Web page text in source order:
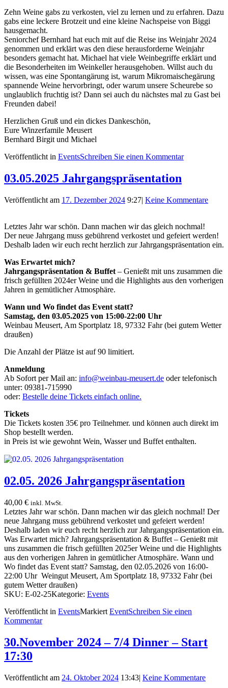
Zehn Weine gabs zu verkosten, viel zu lernen und zu erfahren. Dazu
gabs eine leckere Brotzeit und eine kleine Nachspeise von Biggi
hausgemacht.
Seniorchef Bernhard hat euch mit auf die Reise ins Weinjahr 2024
genommen und erklärt was den diese herausforderne Weinjahr
besonders gemacht hat. Michael hat viele Weinbegriffe erklärt und
die Besonderheiten im Weinkeller herausgehoben. Willst auch du
wissen, was eine Spontangärung ist, warum Mikromaischegärung
spannende Weine hervorbringt, oder warum unsere Scheurebe so
unglaublich fruchtig ist? Dann sei auch du nächstes mal zu Gast bei
Freunden dabei!
Herzlichen Gruß und ein dickes Dankeschön,
Eure Winzerfamile Meusert
Bernhard Birgit und Michael
Veröffentlicht in EventsSchreiben Sie einen Kommentar
03.05.2025 Jahrgangspräsentation
Veröffentlicht am 17. Dezember 2024 9:27| Keine Kommentare
Letztes Jahr war schön. Dann machen wir das gleich nochmal!
Der neue Jahrgang muss gebührend verkostet und gefeiert werden!
Deshalb laden wir euch recht herzlich zur Jahrgangspräsentation ein.
Was Erwartet mich?
Jahrgangspräsentation & Buffet – Genießt mit uns zusammen die
frisch gefüllten 2024er Weine und die Highlights aus den vorherigen
Jahren in gemütlicher Atmosphäre.
Wann und Wo findet das Event statt?
Samstag, den 03.05.2025 von 15:00-22:00 Uhr
Weinbau Meusert, Am Sportplatz 18, 97332 Fahr (bei gutem Wetter
draußen)
Die Anzahl der Plätze ist auf 90 limitiert.
Anmeldung
Ab Sofort per Mail an: info@weinbau-meusert.de oder telefonisch
unter: 09381-715990
oder: Bestelle deine Tickets einfach online.
Tickets
Die Tickets kosten 35€ pro Teilnehmer. und können auch direkt im
Shop bestellt werden.
in Preis ist wie gewohnt Wein, Wasser und Buffet enthalten.
02.05. 2026 Jahrgangspräsentation
40,00 € inkl. MwSt.
Letztes Jahr war schön. Dann machen wir das gleich nochmal! Der
neue Jahrgang muss gebührend verkostet und gefeiert werden!
Deshalb laden wir euch recht herzlich zur Jahrgangspräsentation ein.
Was Erwartet mich? Jahrgangspräsentation & Buffet – Genießt mit
uns zusammen die frisch gefüllten 2025er Weine und die Highlights
aus den vorherigen Jahren in gemütlicher Atmosphäre. Wann und
Wo findet das Event statt? Samstag, den 02.05.2026 von 16:00-
22:00 Uhr Weingut Meusert, Am Sportplatz 18, 97332 Fahr (bei
gutem Wetter draußen)
SKU: E-02-25Kategorie: Events
Veröffentlicht in EventsMarkiert EventSchreiben Sie einen
Kommentar
30.November 2024 – 7/4 Dinner – Start
17:30
Veröffentlicht am 24. Oktober 2024 13:43| Keine Kommentare